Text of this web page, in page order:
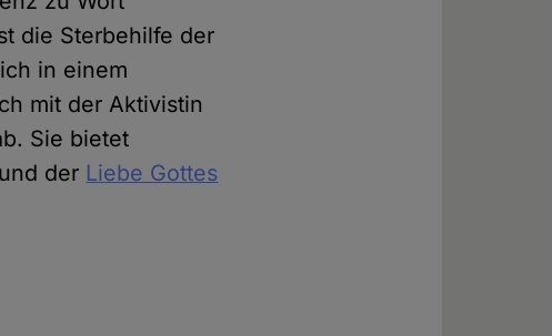
die Sterbehilfe der
in einem
mit der Aktivistin
Sie bietet
der Liebe Gottes